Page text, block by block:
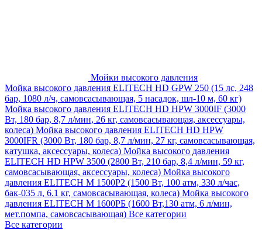
Мойки высокого давления
Мойка высокого давления ELITECH HD GPW 250 (15 лс, 248
бар, 1080 л/ч, самовсасывающая, 5 насадок, шл-10 м, 60 кг)
Мойка высокого давления ELITECH HD HPW 3000IF (3000
Вт, 180 бар, 8,7 л/мин, 26 кг, самовсасывающая, аксессуары,
колеса) Мойка высокого давления ELITECH HD HPW
3000IFR (3000 Вт, 180 бар, 8,7 л/мин, 27 кг, самовсасывающая,
катушка, аксессуары, колеса) Мойка высокого давления
ELITECH HD HPW 3500 (2800 Вт, 210 бар, 8,4 л/мин, 59 кг,
самовсасывающая, аксессуары, колеса) Мойка высокого
давления ELITECH M 1500P2 (1500 Вт, 100 атм, 330 л/час,
бак-035 л, 6.1 кг, самовсасывающая, колеса) Мойка высокого
давления ELITECH М 1600РБ (1600 Вт,130 атм, 6 л/мин,
мет.помпа, самовсасывающая) Все категории
Все категории